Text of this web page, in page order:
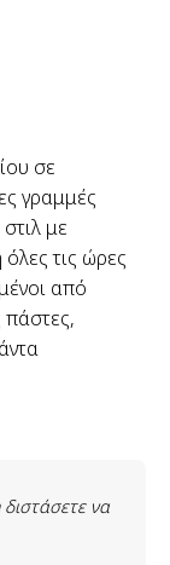
σε
γραμμές
με
τις ώρες
από
πάστες,
να